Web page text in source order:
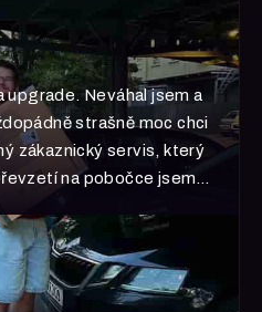
upgrade. Neváhal jsem a
strašně moc chci
zákaznický servis, který
na pobočce jsem